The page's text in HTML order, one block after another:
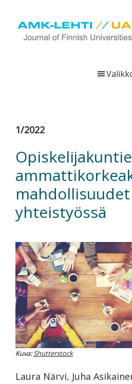
Hyppää
pääsisältöön
Hyppää
ensisijaiseen
Hyppää
alatunnisteeseen
viestittää
tutkimus-,
kehittämis-
innovaatiotoiminnasta
sekä
ammattikorkeakoulutusta
tutkimuksesta
kaikille
kiinnostuneille.
1/2022
mahdollisuudet
yhteistyössä
Kuva:Shutterstock
Laura Närvi, Juha